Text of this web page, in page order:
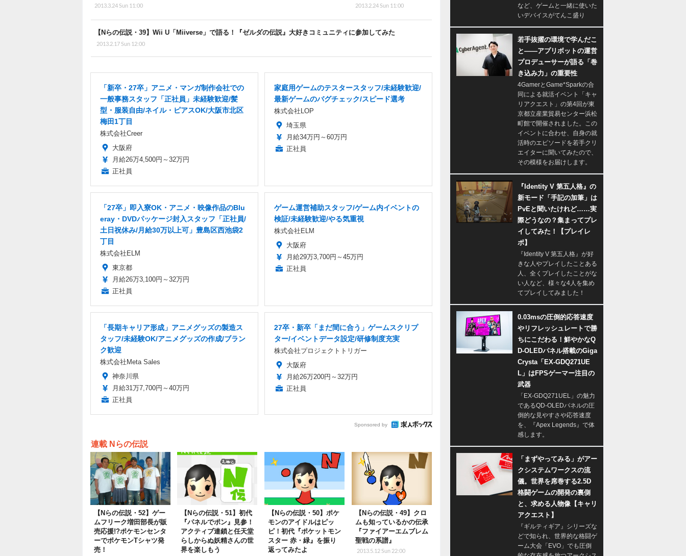
2013.3.24 Sun 11:00 2013.2.24 Sun 11:00
【Nらの伝説・39】Wii U「Miiverse」で語る！『ゼルダの伝説』大好きコミュニティに参加してみた
2013.2.17 Sun 12:00
「新卒・27卒」アニメ・マンガ制作会社での
一般事務スタッフ「正社員」未経験歓迎/髪
型・服装自由/ネイル・ピアスOK/大阪市北区
梅田1丁目
株式会社Creer
大阪府
月給26万4,500円～32万円
正社員
家庭用ゲームのテスタースタッフ/未経験歓迎/
最新ゲームのバグチェック/スピード選考
株式会社LOP
埼玉県
月給34万円～60万円
正社員
「27卒」即入寮OK・アニメ・映像作品のBlu
eray・DVDパッケージ封入スタッフ「正社員/
土日祝休み/月給30万以上可」豊島区西池袋2
丁目
株式会社ELM
東京都
月給26万3,100円～32万円
正社員
ゲーム運営補助スタッフ/ゲーム内イベントの
検証/未経験歓迎/やる気重視
株式会社ELM
大阪府
月給29万3,700円～45万円
正社員
「長期キャリア形成」アニメグッズの製造ス
タッフ/未経験OK/アニメグッズの作成/ブラン
ク歓迎
株式会社Meta Sales
神奈川県
月給31万7,700円～40万円
正社員
27卒・新卒「まだ間に合う」ゲームスクリプ
ター/イベントデータ設定/研修制度充実
株式会社プロジェクトトリガー
大阪府
月給26万200円～32万円
正社員
Sponsored by
連載 Nらの伝説
【Nらの伝説・52】ゲー
ムフリーク増田部長が販
売応援!?ポケモンセンタ
ーでポケモンTシャツ発
売！
【Nらの伝説・51】初代
『パネルでポン』見参！
アクティブ連鎖と任天堂
らしからぬ妖精さんの世
界を楽しもう
【Nらの伝説・50】ポケ
モンのアイドルはピッ
ピ！初代『ポケットモン
スター 赤・緑』を振り
返ってみたよ
【Nらの伝説・49】クロ
ムも知っているかの伝承
『ファイアーエムブレム
聖戦の系譜』
2013.5.12 Sun 22:00
など、ゲームと一緒に使いた
いデバイスがてんこ盛り
若手抜擢の環境で学んだこ
と――アプリボットの運営
プロデューサーが語る「巻
き込み力」の重要性
4GamerとGame*Sparkの合
同による就活イベント「キャ
リアクエスト」の第4回が東
京都立産業貿易センター浜松
町館で開催されました。この
イベントに合わせ、自身の就
活時のエピソードを若手クリ
エイターに聞いてみたので、
その模様をお届けします。
『Identity V 第五人格』の
新モード「手記の加筆」は
PvEと聞いたけれど……実
際どうなの？集まってプレ
イしてみた！【プレイレ
ポ】
『Identity V 第五人格』が好
きな人やプレイしたことある
人、全くプレイしたことがな
い人など、様々な4人を集め
てプレイしてみました！
0.03msの圧倒的応答速度
やリフレッシュレートで勝
ちにこだわる！鮮やかなQ
D-OLEDパネル搭載のGiga
Crysta「EX-GDQ271UE
L」はFPSゲーマー注目の
武器
「EX-GDQ271UEL」の魅力
であるQD-OLEDパネルの圧
倒的な見やすさや応答速度
を、『Apex Legends』で体
感します。
「まずやってみる」がアー
クシステムワークスの流
儀。世界を席巻する2.5D
格闘ゲームの開発の裏側
と、求める人物像【キャリ
アクエスト】
『ギルティギア』シリーズな
どで知られ、世界的な格闘ゲ
ーム大会「EVO」でも圧倒